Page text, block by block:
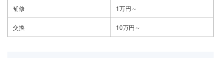
補修 1万円～
交換 10万円～